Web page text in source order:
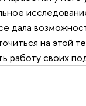
дала
на этой
работу своих